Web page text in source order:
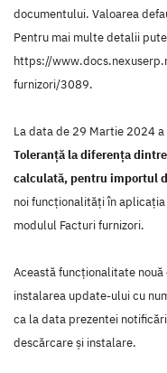
documentului. Valoarea
Pentru mai multe detalii
https://
furnizori/3089.
La data de 29 Martie 2024
Toleranță la diferența
calculată, pentru importul
noi funcţionalităţi în aplicaţia
modulul Facturi furnizori.
Această funcţionalitate
instalarea update-ului cu
ca la data prezentei
descărcare şi instalare.